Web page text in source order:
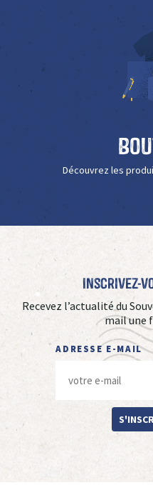
Découvrez les
Inscrivez-
Recevez l’actualité du
mail une
ADRESSE E-MAIL